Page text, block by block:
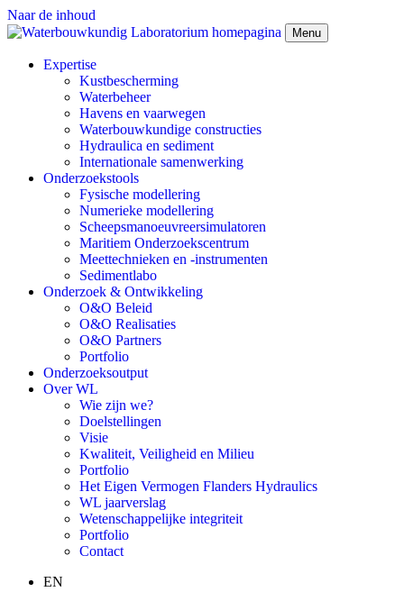
Naar de inhoud
Menu
Expertise
Kustbescherming
Waterbeheer
Havens en vaarwegen
Waterbouwkundige constructies
Hydraulica en sediment
Internationale samenwerking
Onderzoekstools
Fysische modellering
Numerieke modellering
Scheepsmanoeuvreersimulatoren
Maritiem Onderzoekscentrum
Meettechnieken en -instrumenten
Sedimentlabo
Onderzoek & Ontwikkeling
O&O Beleid
O&O Realisaties
O&O Partners
Portfolio
Onderzoeksoutput
Over WL
Wie zijn we?
Doelstellingen
Visie
Kwaliteit, Veiligheid en Milieu
Portfolio
Het Eigen Vermogen Flanders Hydraulics
WL jaarverslag
Wetenschappelijke integriteit
Portfolio
Contact
EN